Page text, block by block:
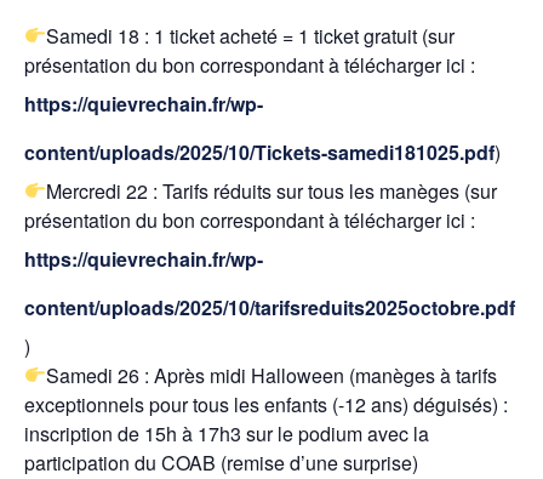
Samedi 18 : 1 ticket acheté = 1 ticket gratuit (sur
présentation du bon correspondant à télécharger ici :
https://quievrechain.fr/wp-
content/uploads/2025/10/Tickets-samedi181025.pdf)
Mercredi 22 : Tarifs réduits sur tous les manèges (sur
présentation du bon correspondant à télécharger ici :
https://quievrechain.fr/wp-
content/uploads/2025/10/tarifsreduits2025octobre.pdf
)
Samedi 26 : Après midi Halloween (manèges à tarifs
exceptionnels pour tous les enfants (-12 ans) déguisés) :
inscription de 15h à 17h3 sur le podium avec la
participation du COAB (remise d’une surprise)